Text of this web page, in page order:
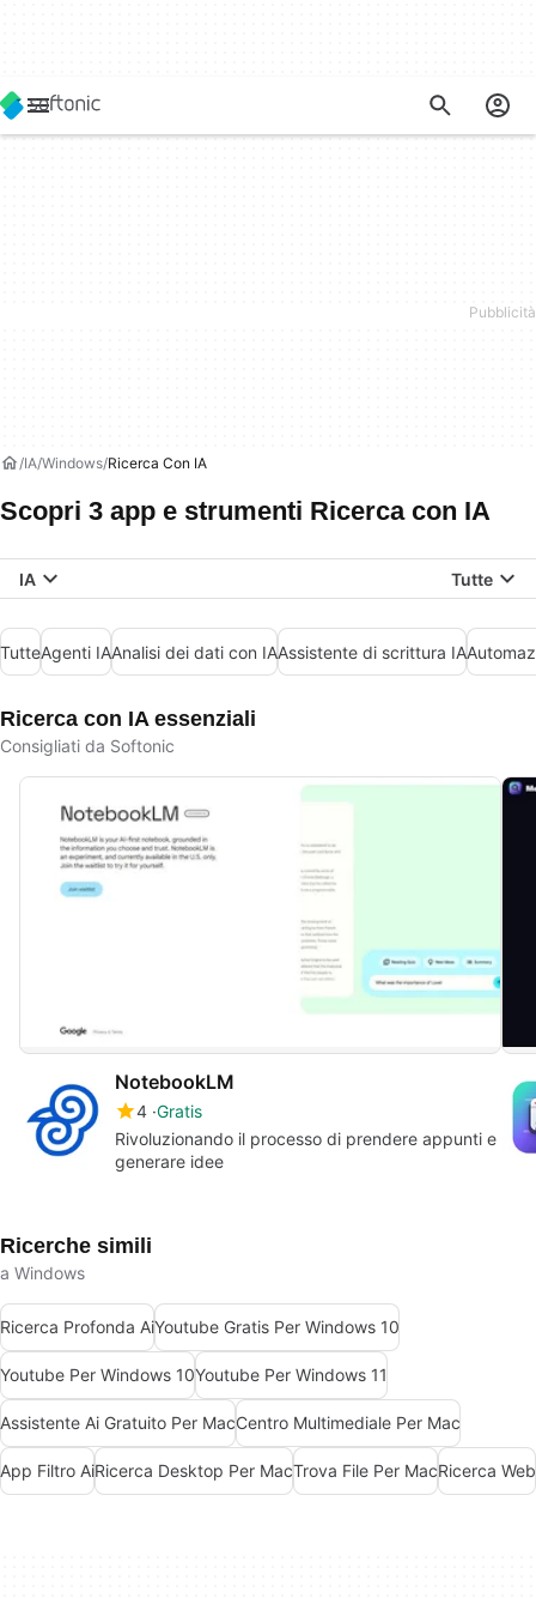
IA Windows Ricerca Con IA
Scopri 3 app e strumenti Ricerca con IA
IA Tutte
TutteAgenti IAAnalisi dei dati con IAAssistente di scrittura IA
Ricerca con IA essenziali
Consigliati da Softonic
NotebookLM
4 Gratis
Rivoluzionando il processo di prendere appunti e
generare idee
Ricerche simili
a Windows
Ricerca Profonda AiYoutube Gratis Per Windows 10
Youtube Per Windows 10Youtube Per Windows 11
Assistente Ai Gratuito Per MacCentro Multimediale Per Mac
App Filtro AiRicerca Desktop Per MacTrova File Per MacRicerca Web